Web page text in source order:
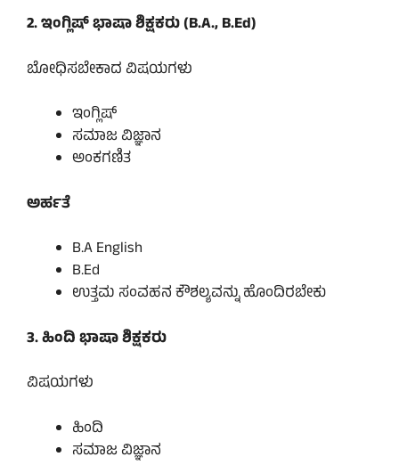
2. ಇಂಗ್ಲಿಷ್ ಭಾಷಾ ಶಿಕ್ಷಕರು (B.A.,B.Ed)
ಬೋಧಿಸಬೇಕಾದ ವಿಷಯಗಳು
ಇಂಗ್ಲಿಷ್
ಸಮಾಜ ವಿಜ್ಞಾನ
ಅಂಕಗಣಿತ
ಅರ್ಹತೆ
B.A English
B.Ed
ಉತ್ತಮ ಸಂವಹನ ಕೌಶಲ್ಯವನ್ನು ಹೊಂದಿರಬೇಕು
3. ಹಿಂದಿ ಭಾಷಾ ಶಿಕ್ಷಕರು
ವಿಷಯಗಳು
ಹಿಂದಿ
ಸಮಾಜ ವಿಜ್ಞಾನ